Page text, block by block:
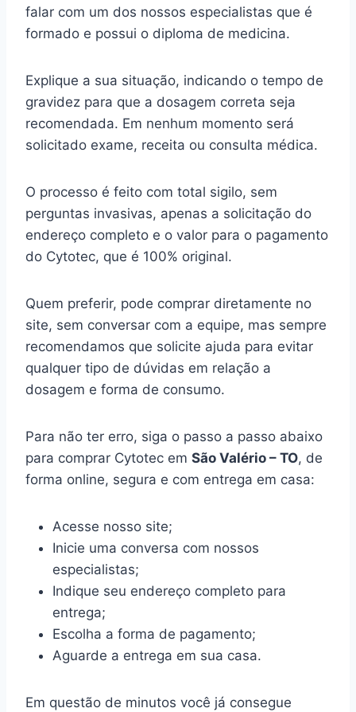
falar com um dos nossos especialistas que é
formado e possui o diploma de medicina.
Explique a sua situação, indicando o tempo de
gravidez para que a dosagem correta seja
recomendada. Em nenhum momento será
solicitado exame, receita ou consulta médica.
O processo é feito com total sigilo, sem
perguntas invasivas, apenas a solicitação do
endereço completo e o valor para o pagamento
do Cytotec, que é 100% original.
Quem preferir, pode comprar diretamente no
site, sem conversar com a equipe, mas sempre
recomendamos que solicite ajuda para evitar
qualquer tipo de dúvidas em relação a
dosagem e forma de consumo.
Para não ter erro, siga o passo a passo abaixo
para comprar Cytotec em São Valério – TO, de
forma online, segura e com entrega em casa:
Acesse nosso site;
Inicie uma conversa com nossos
especialistas;
Indique seu endereço completo para
entrega;
Escolha a forma de pagamento;
Aguarde a entrega em sua casa.
Em questão de minutos você já consegue